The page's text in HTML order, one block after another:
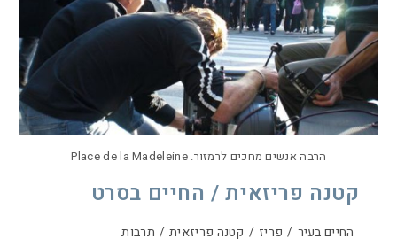
הרבה אנשים מחכים לרמזור. Place de la Madeleine
קטנה פריזאית / החיים בסרט
החיים בעיר / פריז / קטנה פריזאית / תרבות